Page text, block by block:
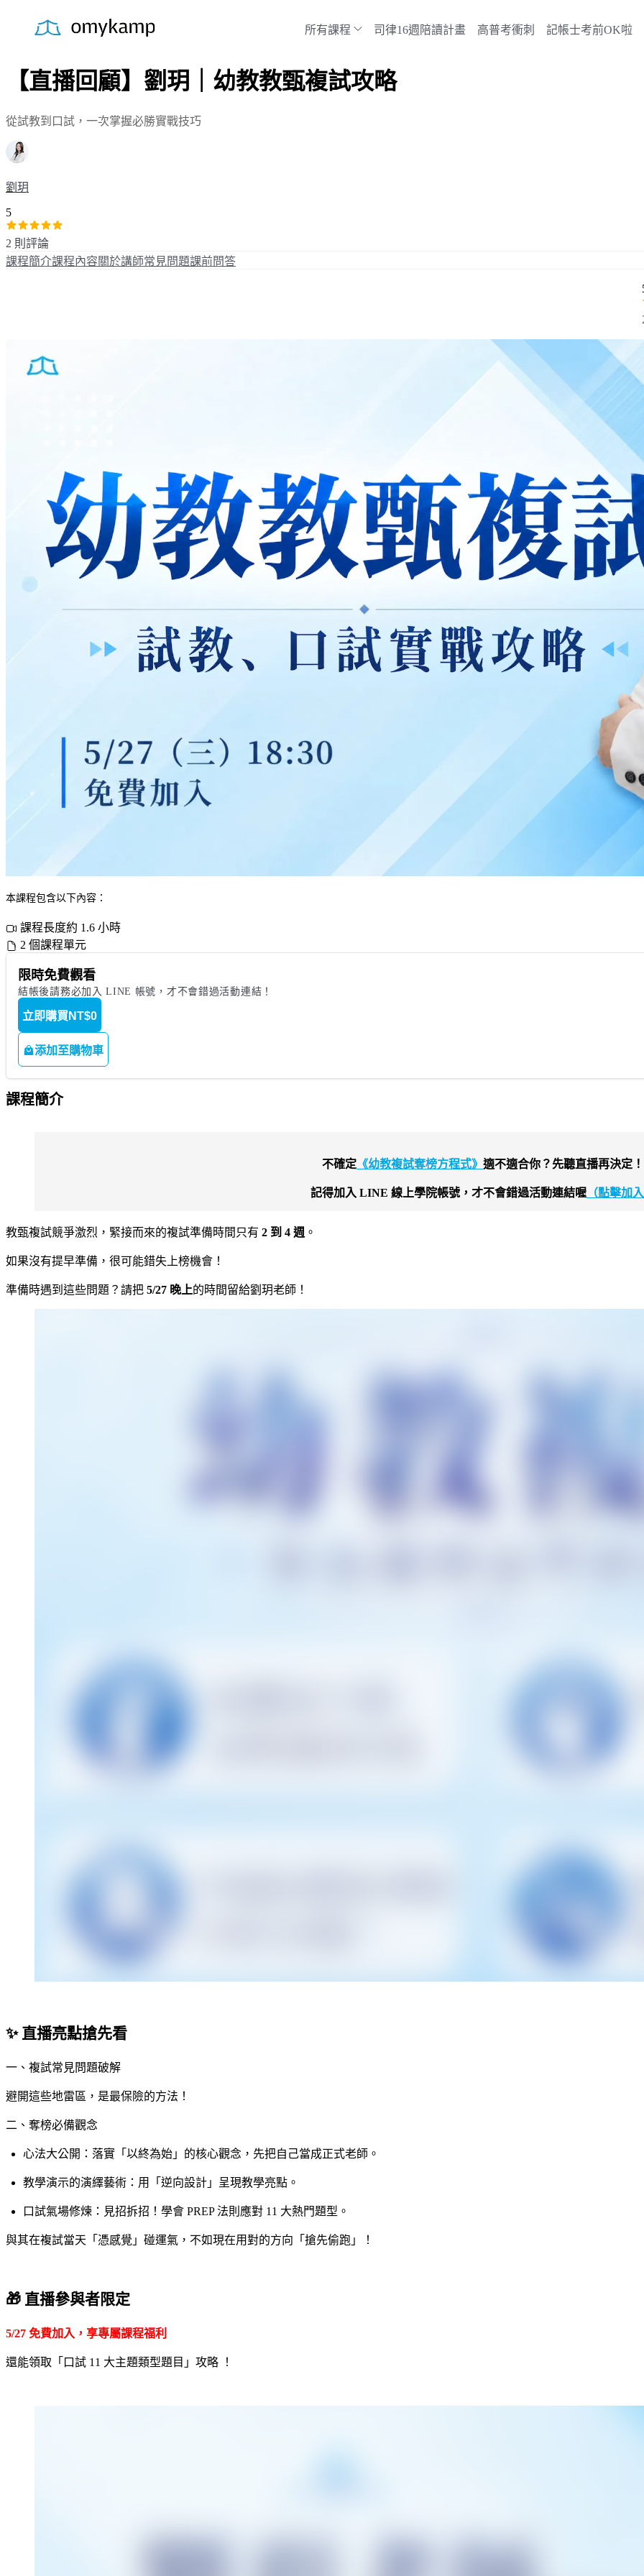
所有課程 司律16週陪讀計畫 高普考衝刺 記帳士考前OK啦
【直播回顧】劉玥｜幼教教甄複試攻略
從試教到口試，一次掌握必勝實戰技巧
劉玥
5
2 則評論
課程簡介課程內容關於講師常見問題課前問答
本課程包含以下內容：
課程長度約 1.6 小時
2 個課程單元
限時免費觀看
結帳後請務必加入 LINE 帳號，才不會錯過活動連結！
立即購買 NT$0
添加至購物車
課程簡介
不確定 《幼教複試奪榜方程式》 適不適合你？先聽直播再決定！
記得加入 LINE 線上學院帳號，才不會錯過活動連結喔 （點擊加
教甄複試競爭激烈， 緊接而來的複試準備時間只有 2 到 4 週 。
如果沒有提早準備，很可能錯失上榜機會！
準備時遇到這些問題？請把 5/27 晚上的時間留給劉玥老師！
✨ 直播亮點搶先看
一、複試常見問題破解
避開這些地雷區，是最保險的方法！
二、奪榜必備觀念
心法大公開：落實「以終為始」的核心觀念，先把自己當成正式老師 。
教學演示的演繹藝術：用「逆向設計」呈現教學亮點。
口試氣場修煉：見招拆招！學會 PREP 法則應對 11 大熱門題型 。
與其在複試當天「憑感覺」碰運氣，不如現在用對的方向「搶先偷跑」！
🎁 直播參與者限定
5/27 免費加入，享專屬課程福利
還能領取「口試 11 大主題類型題目」攻略 ！